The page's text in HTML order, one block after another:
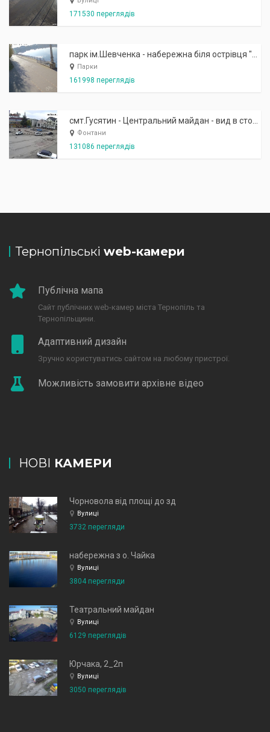
171530 переглядів
Парки
161998 переглядів
Фонтани
131086 переглядів
Тернопільські web-камери
Публічна мапа
Сайт публічних web-камер міста Тернопіль та
Тернопільщини.
Адаптивний дизайн
Зручно користуватись сайтом на любому пристрої.
Можливість замовити архівне відео
НОВІ КАМЕРИ
Чорновола від площі до зд
Вулиці
3732 перегляди
набережна з о. Чайка
Вулиці
3804 перегляди
Театральний майдан
Вулиці
6129 переглядів
Юрчака, 2_2п
Вулиці
3050 переглядів